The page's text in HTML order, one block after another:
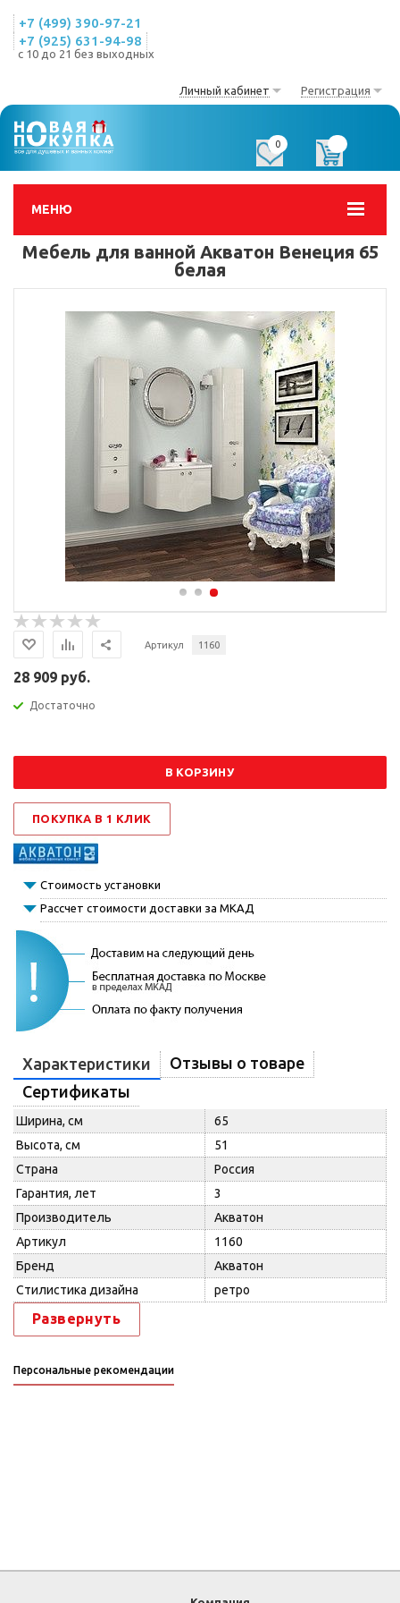
+7 (499) 390-97-21
+7 (925) 631-94-98
с 10 до 21 без выходных
Личный кабинет Регистрация
МЕНЮ
0
Мебель для ванной Акватон Венеция 65
белая
Артикул 1160
28 909 руб.
Достаточно
В КОРЗИНУ
ПОКУПКА В 1 КЛИК
Стоимость установки
Рассчет стоимости доставки за МКАД
Характеристики
Отзывы о товаре
Сертификаты
Ширина, см
65
Высота, см
51
Страна
Россия
Гарантия, лет
3
Производитель
Акватон
Артикул
1160
Бренд
Акватон
Стилистика дизайна
ретро
Развернуть
Персональные рекомендации